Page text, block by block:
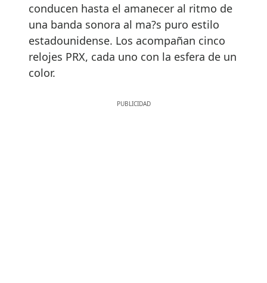
conducen hasta el amanecer al ritmo de
una banda sonora al ma?s puro estilo
estadounidense. Los acompañan cinco
relojes PRX, cada uno con la esfera de un
color.